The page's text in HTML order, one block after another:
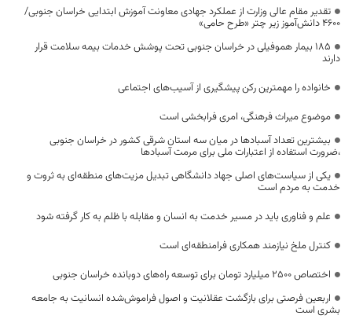
تقدیر مقام عالی وزارت از عملکرد جهادی معاونت آموزش ابتدایی خراسان جنوبی/
۴۶۰۰ دانش‌آموز زیر چتر «طرح حامی»
۱۸۵ بیمار هموفیلی در خراسان جنوبی تحت پوشش خدمات بیمه سلامت قرار
دارند
خانواده را مهمترین رکن پیشگیری از آسیب‌های اجتماعی
موضوع میراث فرهنگی، امری فرابخشی است
بیشترین تعداد آسبادها در میان سه استان شرقی کشور در خراسان جنوبی
،ضرورت استفاده از اعتبارات ملی برای مرمت آسبادها
یکی از سیاست‌های اصلی جهاد دانشگاهی تبدیل مزیت‌های منطقه‌ای به ثروت و
خدمت به مردم است
علم و فناوری باید در مسیر خدمت به انسان و مقابله با ظلم به کار گرفته شود
کنترل ملخ نیازمند همکاری فرامنطقه‌ای است
اختصاص 2500 میلیارد تومان برای توسعه راه‌های دوبانده خراسان جنوبی
اربعین فرصتی برای بازگشت عقلانیت و اصول فراموش‌شده انسانیت به جامعه
بشری است